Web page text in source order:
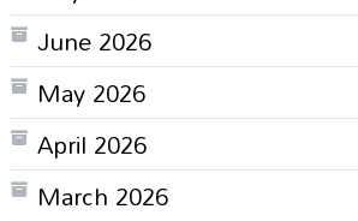
June 2026
May 2026
April 2026
March 2026